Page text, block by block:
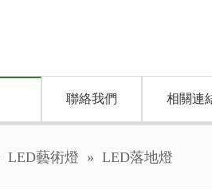
聯絡我們 相關連
LED藝術燈 » LED落地燈